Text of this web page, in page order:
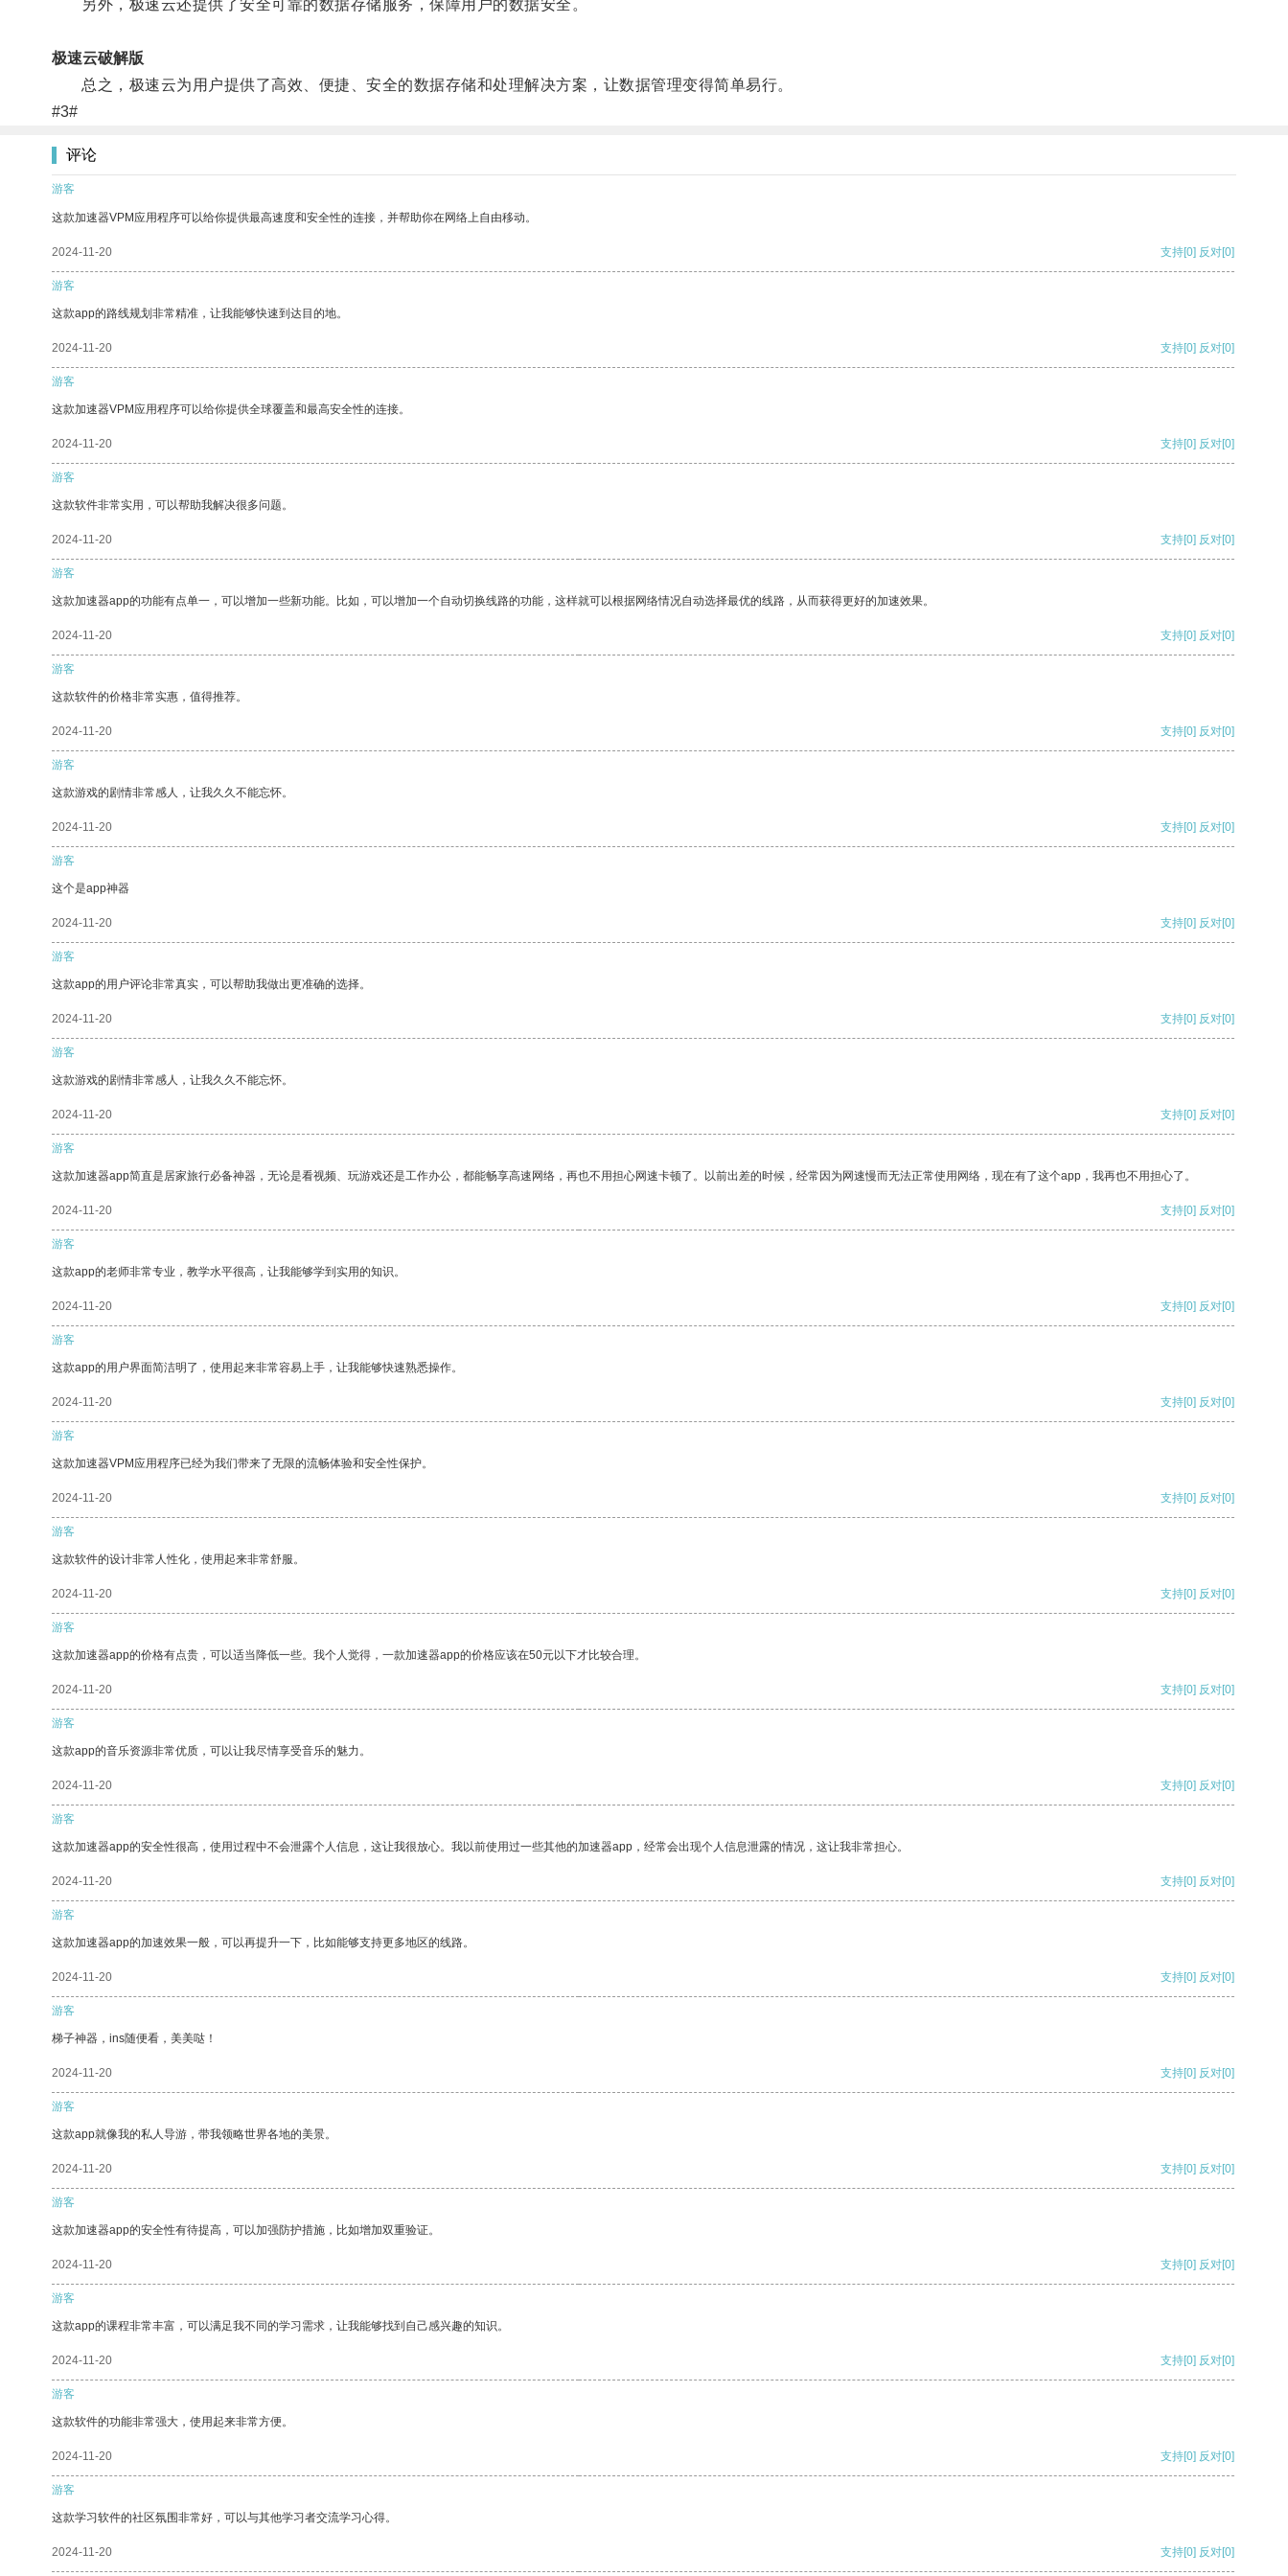
另外，极速云还提供了安全可靠的数据存储服务，保障用户的数据安全。
极速云破解版
总之，极速云为用户提供了高效、便捷、安全的数据存储和处理解决方案，让数据管理变得简单易行。
#3#
评论
游客
这款加速器VPM应用程序可以给你提供最高速度和安全性的连接，并帮助你在网络上自由移动。
2024-11-20 支持[0] 反对[0]
游客
这款app的路线规划非常精准，让我能够快速到达目的地。
2024-11-20 支持[0] 反对[0]
游客
这款加速器VPM应用程序可以给你提供全球覆盖和最高安全性的连接。
2024-11-20 支持[0] 反对[0]
游客
这款软件非常实用，可以帮助我解决很多问题。
2024-11-20 支持[0] 反对[0]
游客
这款加速器app的功能有点单一，可以增加一些新功能。比如，可以增加一个自动切换线路的功能，这样就可以根据网络情况自动选择最优的线路，从而获得更好的加速效果。
2024-11-20 支持[0] 反对[0]
游客
这款软件的价格非常实惠，值得推荐。
2024-11-20 支持[0] 反对[0]
游客
这款游戏的剧情非常感人，让我久久不能忘怀。
2024-11-20 支持[0] 反对[0]
游客
这个是app神器
2024-11-20 支持[0] 反对[0]
游客
这款app的用户评论非常真实，可以帮助我做出更准确的选择。
2024-11-20 支持[0] 反对[0]
游客
这款游戏的剧情非常感人，让我久久不能忘怀。
2024-11-20 支持[0] 反对[0]
游客
这款加速器app简直是居家旅行必备神器，无论是看视频、玩游戏还是工作办公，都能畅享高速网络，再也不用担心网速卡顿了。以前出差的时候，经常因为网速慢而无法正常使用网络，现在有了这个app，我再也不用担心了。
2024-11-20 支持[0] 反对[0]
游客
这款app的老师非常专业，教学水平很高，让我能够学到实用的知识。
2024-11-20 支持[0] 反对[0]
游客
这款app的用户界面简洁明了，使用起来非常容易上手，让我能够快速熟悉操作。
2024-11-20 支持[0] 反对[0]
游客
这款加速器VPM应用程序已经为我们带来了无限的流畅体验和安全性保护。
2024-11-20 支持[0] 反对[0]
游客
这款软件的设计非常人性化，使用起来非常舒服。
2024-11-20 支持[0] 反对[0]
游客
这款加速器app的价格有点贵，可以适当降低一些。我个人觉得，一款加速器app的价格应该在50元以下才比较合理。
2024-11-20 支持[0] 反对[0]
游客
这款app的音乐资源非常优质，可以让我尽情享受音乐的魅力。
2024-11-20 支持[0] 反对[0]
游客
这款加速器app的安全性很高，使用过程中不会泄露个人信息，这让我很放心。我以前使用过一些其他的加速器app，经常会出现个人信息泄露的情况，这让我非常担心。
2024-11-20 支持[0] 反对[0]
游客
这款加速器app的加速效果一般，可以再提升一下，比如能够支持更多地区的线路。
2024-11-20 支持[0] 反对[0]
游客
梯子神器，ins随便看，美美哒！
2024-11-20 支持[0] 反对[0]
游客
这款app就像我的私人导游，带我领略世界各地的美景。
2024-11-20 支持[0] 反对[0]
游客
这款加速器app的安全性有待提高，可以加强防护措施，比如增加双重验证。
2024-11-20 支持[0] 反对[0]
游客
这款app的课程非常丰富，可以满足我不同的学习需求，让我能够找到自己感兴趣的知识。
2024-11-20 支持[0] 反对[0]
游客
这款软件的功能非常强大，使用起来非常方便。
2024-11-20 支持[0] 反对[0]
游客
这款学习软件的社区氛围非常好，可以与其他学习者交流学习心得。
2024-11-20 支持[0] 反对[0]